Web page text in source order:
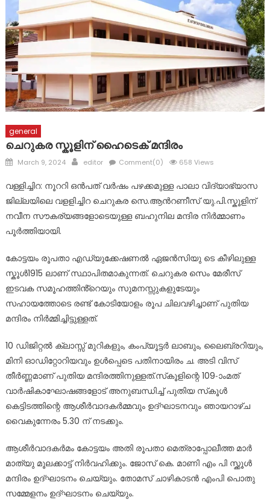
മാലാഖയായി എത്തിയത് മാർ സ്ലീവാ മെഡിസിറ്റിയിലെ നഴ്സ് !
പ്രളയബാധിത പൂഞ്ഞാർ തെക്കേക്കരയെ അവഗണിച്ച
പൊതുമരാമത്ത് മന്ത്രി പി.കെ. ബഷീറിന്റെ നടപടി
ഈരാറ്റുപേട്ട-വാഗമൺ റോഡിലെ രാത്രികാല യാത്രയ്ക്കും
വിനോദസഞ്ചാരകേന്ദ്രങ്ങലേയ്ക്കുള്ള പ്രവേശനത്തിനും
വിലക്ക്
general
ചെറുകര സ്കൂളിന് ഹൈടെക് മന്ദിരം
Posted
March 9, 2024 Author
editor Comment(0) 658 Views
വള്ളിച്ചിറ: നൂററി ഒൻപത് വർഷം പഴക്കമുള്ള പാലാ വിദ്യാഭ്യാസ
ജില്ലയിലെ വളളിച്ചിറ ചെറുകര സെ.ആൻറണീസ് യു.പി.സ്കൂളിന്
നവീന സൗകര്യങ്ങളോടെയുള്ള ബഹുനില മന്ദിര നിർമ്മാണം
പൂർത്തിയായി.
കോട്ടയം രൂപതാ എഡ്യുക്കേഷണൽ ഏജൻസിയു ടെ കീഴിലുള്ള
സ്കൂൾ1915 ലാണ് സ്ഥാപിതമാകുന്നത്. ചെറുകര സെം മേരീസ്
ഇടവക സമൂഹത്തിൻ്റെയും സുമനസ്സുകളുടേയും
സഹായത്തോടെ രണ്ട് കോടിയോളം രൂപ ചിലവഴിച്ചാണ് പുതിയ
മന്ദിരം നിർമ്മിച്ചിട്ടുള്ളത്.
10 ഡിജിറ്റൽ ക്ലാസ്സ് മുറികളും, കംപ്യൂട്ടർ ലാബും, ലൈബ്രറിയും,
മിനി ഓഡിറ്റോറിയവും ഉൾപ്പെടെ പതിനായിരം ച. അടി വിസ്
തീർണ്ണമാണ് പുതിയ മന്ദിരത്തിനുള്ളത്.സ്‌കൂളിന്റെ 109-ാംമത്
വാര്‍ഷികാഘോഷങ്ങളോട് അനുബന്ധിച്ച് പുതിയ സ്‌കൂള്‍
കെട്ടിടത്തിന്റെ ആശീര്‍വാദകര്‍മ്മവും ഉദ്ഘാടനവും ഞായറാഴ്ച
വൈകുന്നേരം 5.30 ന് നടക്കും.
ആശീർവാദകർമം കോട്ടയം അതി രൂപതാ മെത്രാപ്പോലീത്ത മാർ
മാത്യു മൂലക്കാട്ട് നിർവഹിക്കും. ജോസ് കെ. മാണി എം പി സ്ക്കൂൾ
മന്ദിരം ഉദ്ഘാടനം ചെയ്യും. തോമസ് ചാഴികാടൻ എംപി പൊതു
സമ്മേളനം ഉദ്ഘാടനം ചെയ്യും.